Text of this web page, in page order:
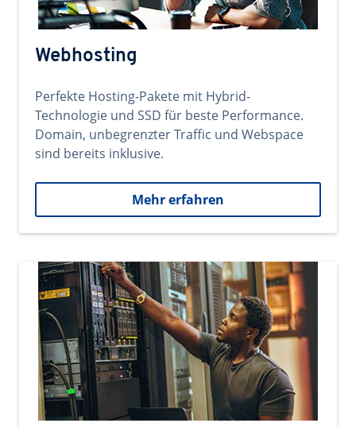
Webhosting
Perfekte Hosting-Pakete mit Hybrid-
Technologie und SSD für beste Performance.
Domain, unbegrenzter Traffic und Webspace
sind bereits inklusive.
Mehr erfahren